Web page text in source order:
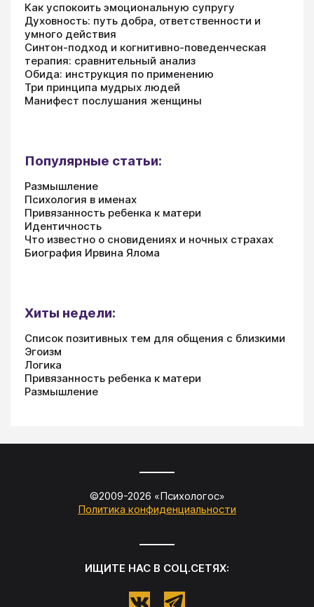
Как успокоить эмоциональную супругу
Духовность: путь добра, ответственности и
умного действия
Синтон-подход и когнитивно-поведенческая
терапия: сравнительный анализ
Обида: инструкция по применению
Три принципа мудрых людей
Манифест послушания женщины
Популярные статьи:
Размышление
Психология в именах
Привязанность ребенка к матери
Идентичность
Что известно о сновидениях и ночных страхах
Биография Ирвина Ялома
Хиты недели:
Список позитивных тем для общения с близкими
Эгоизм
Логика
Привязанность ребенка к матери
Размышление
©2009-2026 «Психологос»
Политика конфиденциальности
ИЩИТЕ НАС В СОЦ.СЕТЯХ: